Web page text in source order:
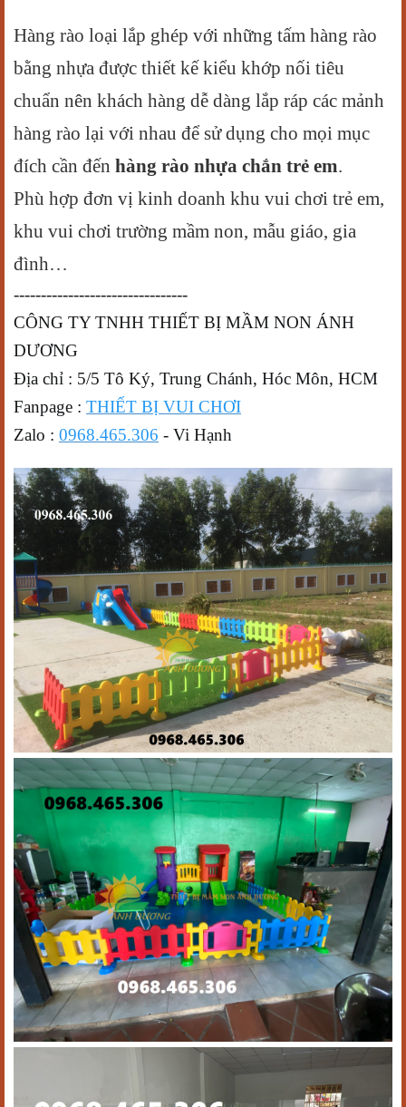
Hàng rào loại lắp ghép với những tấm hàng rào
bằng nhựa được thiết kế kiểu khớp nối tiêu
chuẩn nên khách hàng dễ dàng lắp ráp các mảnh
hàng rào lại với nhau để sử dụng cho mọi mục
đích cần đến hàng rào nhựa chắn trẻ em.
Phù hợp đơn vị kinh doanh khu vui chơi trẻ em,
khu vui chơi trường mầm non, mẫu giáo, gia
đình…
--------------------------------
CÔNG TY TNHH THIẾT BỊ MẦM NON ÁNH
DƯƠNG
Địa chỉ : 5/5 Tô Ký, Trung Chánh, Hóc Môn, HCM
Fanpage : THIẾT BỊ VUI CHƠI
Zalo : 0968.465.306 - Vi Hạnh